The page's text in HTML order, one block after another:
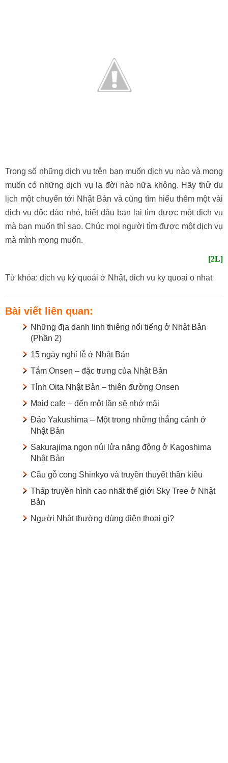
Trong số những dịch vụ trên bạn muốn dịch vụ nào và mong
muốn có những dịch vụ lạ đời nào nữa không. Hãy thử du
lịch một chuyến tới Nhật Bản và cùng tìm hiểu thêm một vài
dịch vụ độc đáo nhé, biết đâu bạn lại tìm được một dịch vụ
mà bạn muốn thì sao. Chúc mọi người tìm được một dịch vụ
mà mình mong muốn.
[2L]
Từ khóa: dịch vụ kỳ quoái ở Nhật, dich vu ky quoai o nhat
Bài viết liên quan:
Những địa danh linh thiêng nổi tiếng ở Nhật Bản
(Phần 2)
15 ngày nghỉ lễ ở Nhật Bản
Tắm Onsen – đặc trưng của Nhật Bản
Tỉnh Oita Nhật Bản – thiên đường Onsen
Maid cafe – đến một lần sẽ nhớ mãi
Đảo Yakushima – Một trong những thắng cảnh ở
Nhật Bản
Sakurajima ngọn núi lửa năng động ở Kagoshima
Nhật Bản
Cầu gỗ cong Shinkyo và truyền thuyết thần kiều
Tháp truyền hình cao nhất thế giới Sky Tree ở Nhật
Bản
Người Nhật thường dùng điện thoại gì?